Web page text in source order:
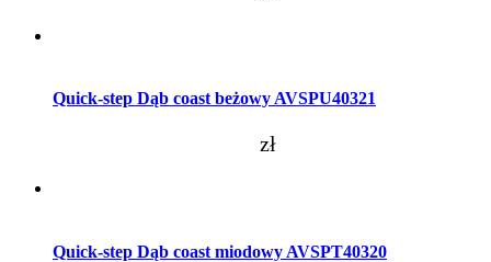
Quick-step Dąb coast beżowy AVSPU40321
zł
Quick-step Dąb coast miodowy AVSPT40320